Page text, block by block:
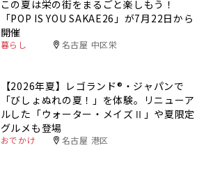
この夏は栄の街をまるごと楽しもう！
「POP IS YOU SAKAE26」が7月22日から
開催
暮らし 名古屋 中区栄
【2026年夏】レゴランド®・ジャパンで
「びしょぬれの夏！」を体験。リニューア
ルした「ウォーター・メイズⅡ」や夏限定
グルメも登場
おでかけ 名古屋 港区